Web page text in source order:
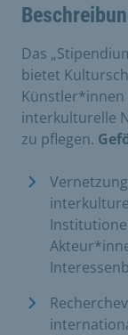
Das
bietet
interkulturelle
zu pflegen.